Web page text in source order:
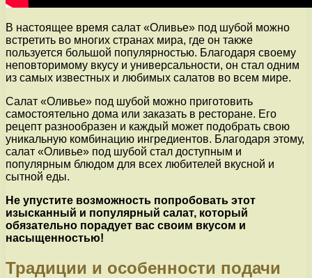
В настоящее время салат «Оливье» под шубой можно
встретить во многих странах мира, где он также
пользуется большой популярностью. Благодаря своему
неповторимому вкусу и универсальности, он стал одним
из самых известных и любимых салатов во всем мире.
Салат «Оливье» под шубой можно приготовить
самостоятельно дома или заказать в ресторане. Его
рецепт разнообразен и каждый может подобрать свою
уникальную комбинацию ингредиентов. Благодаря этому,
салат «Оливье» под шубой стал доступным и
популярным блюдом для всех любителей вкусной и
сытной еды.
Не упустите возможность попробовать этот
изысканный и популярный салат, который
обязательно порадует вас своим вкусом и
насыщенностью!
Традиции и особенности подачи